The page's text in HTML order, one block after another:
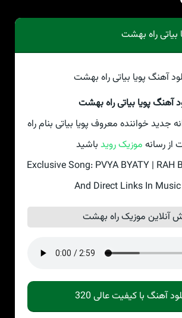
بیاتی راه بهشت
آهنگ پویا بیاتی راه بهشت
جدید خواننده معروف پویا بیاتی بنام راه
رسانه موزیک روید باشید
Exclusive Song: PVYA BYATY | RAH
And Direct Links In
آنلاین موزیک راه بهشت
آهنگ با کیفیت عالی 320